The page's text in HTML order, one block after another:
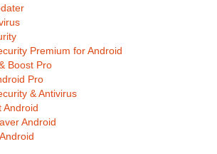
Premium for Android
Boost Pro
Pro
& Antivirus
Android
Android